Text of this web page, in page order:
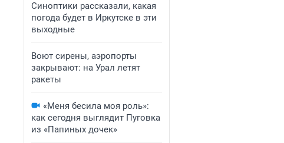
Синоптики рассказали, какая
погода будет в Иркутске в эти
выходные
Воют сирены, аэропорты
закрывают: на Урал летят
ракеты
«Меня бесила моя роль»:
как сегодня выглядит Пуговка
из «Папиных дочек»